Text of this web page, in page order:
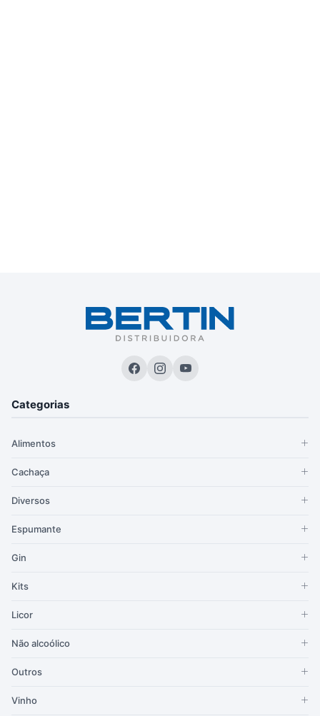
Categorias
Alimentos
Cachaça
Diversos
Espumante
Gin
Kits
Licor
Não alcoólico
Outros
Vinho